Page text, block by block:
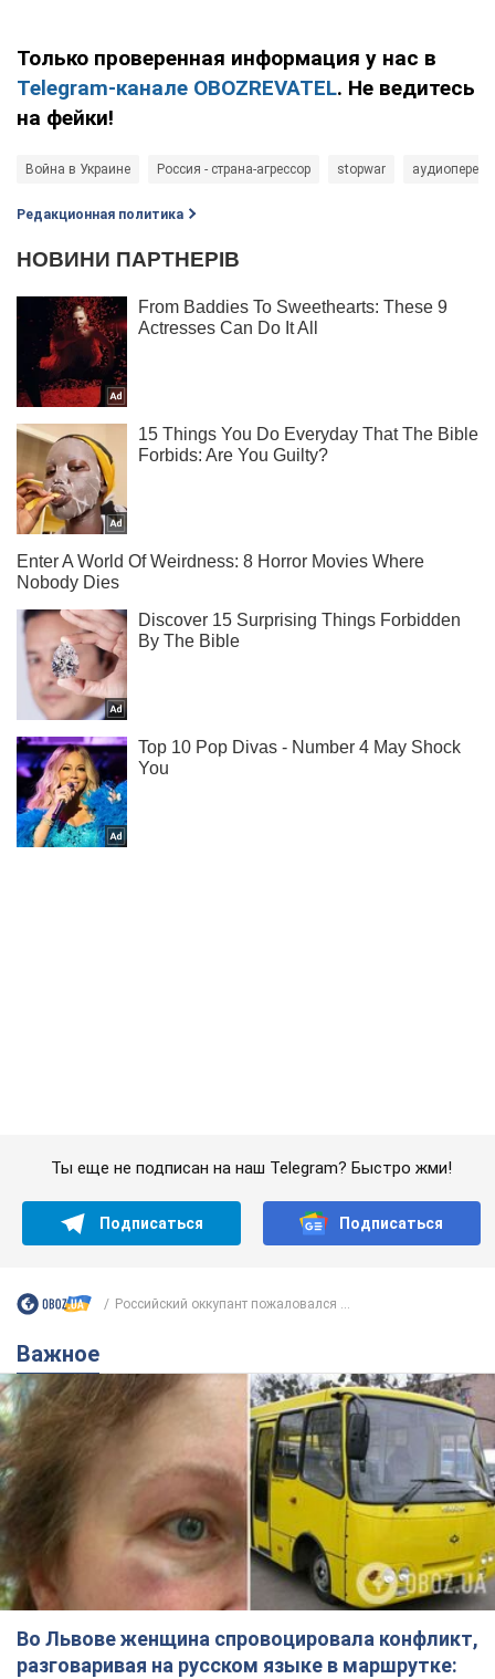
Только проверенная информация у нас в
Telegram-канале OBOZREVATEL. Не ведитесь
на фейки!
Война в Украине Россия - страна-агрессор stopwar
Редакционная политика
Во Львове женщина спровоцировала конфликт,
разговаривая на русском языке в маршрутке:
полиция составила административный
протокол. Видео
На место происшествия прибыли патрульные полицейские и
следственно-оперативная группа
"Воюют, потому что глупы": в
Черновцах водитель автобуса
проявил неуважение к украинским
военным и поплатился за это.
Видео
Водителя уволили после конфликта с
пассажирами и оскорблений в адрес военных